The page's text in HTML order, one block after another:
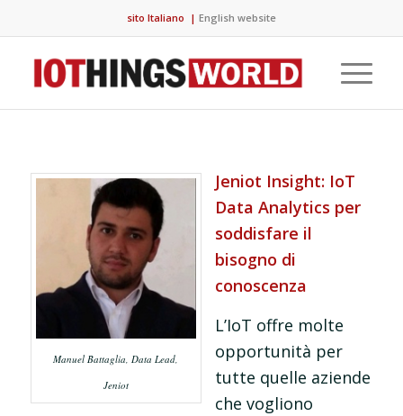
sito Italiano | English website
Manuel Battaglia, Data Lead,
Jeniot
Jeniot Insight: IoT
Data Analytics per
soddisfare il
bisogno di
conoscenza
L’IoT offre molte
opportunità per
tutte quelle aziende
che vogliono